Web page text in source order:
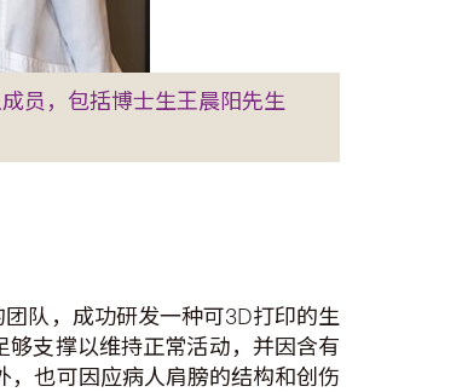
员，包括博士生王晨阳先生
团队，成功研发一种可3D打印的生
支撑以维持正常活动，并因含有
也可因应病人肩膀的结构和创伤